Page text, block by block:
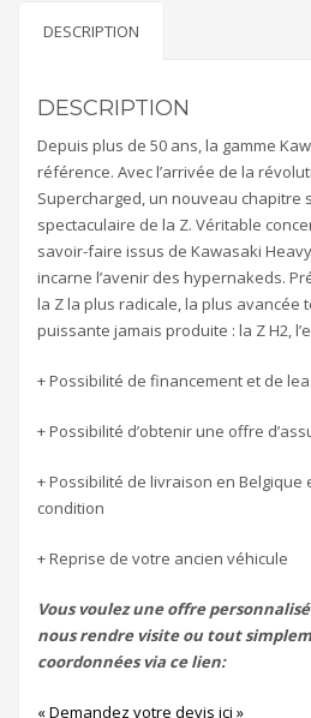
DESCRIPTION
DESCRIPTION
Depuis plus de 50 ans, la gamme
référence. Avec l’arrivée de la
Supercharged, un nouveau chapitre
spectaculaire de la Z. Véritable
savoir-faire issus de Kawasaki
incarne l’avenir des hypernakeds.
la Z la plus radicale, la plus avancée
puissante jamais produite : la Z H2,
+ Possibilité de financement et de
+ Possibilité d’obtenir une offre
+ Possibilité de livraison en Belgique
condition
+ Reprise de votre ancien véhicule
Vous voulez une offre
nous rendre visite ou tout
coordonnées via ce lien:
« Demandez votre devis ici »